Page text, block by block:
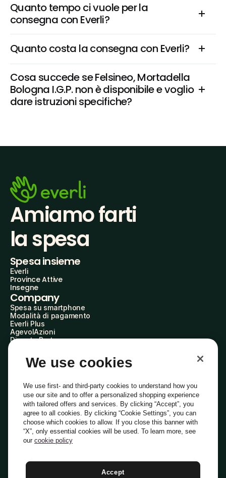
Quanto tempo ci vuole per la
consegna con Everli?
Quanto costa la consegna con Everli?
Cosa succede se Felsineo, Mortadella
Bologna I.G.P. non è disponibile e voglio
dare istruzioni specifiche?
Amiamo farti
la spesa
Spesa insieme
Everli
Province Attive
Insegne
Company
Spesa su smartphone
Modalità di pagamento
Everli Plus
AgevolAzioni
Diventa Partner
Everli Shoppers
About Us
Everli News
Domande frequenti
Lavora con noi
Diventa Shopper
Investitori
PrivacyCookiePreferenze Cookie
Termini e CondizioniCodice Etico
Indirizzo PEC: everli@pec.it - indirizzo DPO: dpo@everli.com
Italiano
We use cookies
We use first- and third-party cookies to understand how you
use our site and to offer a personalized shopping experience
with tailored offers and services. By clicking “Accept”, you
agree to all cookies. By clicking “Cookie Settings”, you can
choose which cookies to allow. If you close this banner with
“X”, only essential cookies will be used. To learn more, see
our cookie policy
Accept